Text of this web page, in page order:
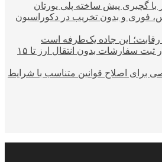
با گچبری پیش ساخته پلی یورتان
فوری و بدون تخریب در دکوراسیون
تمدید بخشنامه اعتبار ثبت سفارشات بدون انتقال ارز تا ۱۵
اصلاح قوانین متناسب با شرایط